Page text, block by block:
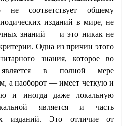
не соответствует общему
изданий в мире, не
знаний — и это никак не
Одна из причин этого
знания, которое во
в полной мере
а наоборот — имеет четкую и
и иногда даже локальную
является и часть
изданий. Это отличие от